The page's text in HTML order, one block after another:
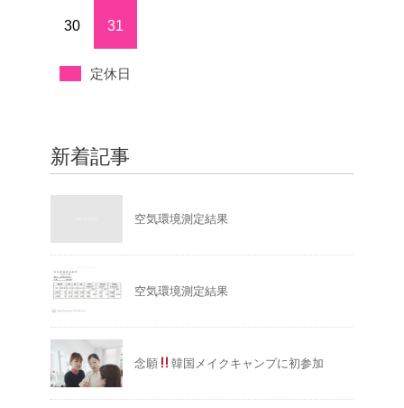
30 31
定休日
新着記事
空気環境測定結果
空気環境測定結果
念願 韓国メイクキャンプに初参加